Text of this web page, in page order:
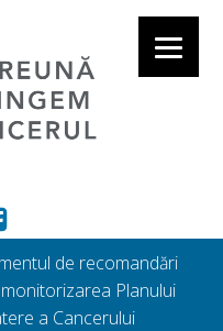
de recomandări
Planului
a Cancerului